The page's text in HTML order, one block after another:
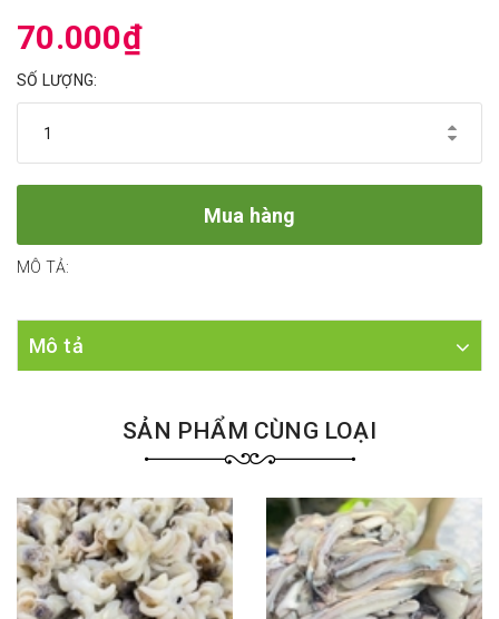
70.000₫
SỐ LƯỢNG:
Mua hàng
MÔ TẢ:
Mô tả
SẢN PHẨM CÙNG LOẠI